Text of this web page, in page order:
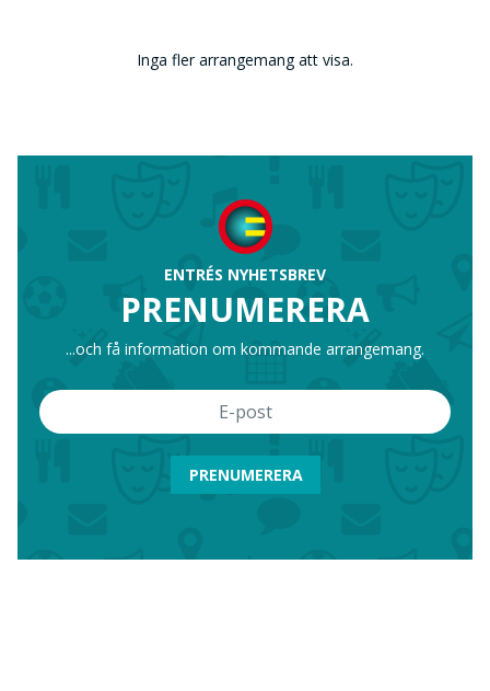
Inga fler arrangemang att visa.
ENTRÉS NYHETSBREV
PRENUMERERA
...och få information om kommande arrangemang.
PRENUMERERA